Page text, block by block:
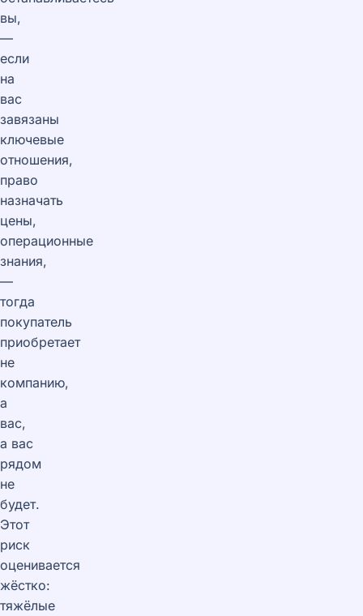
вы,
—
если
на
вас
завязаны
ключевые
отношения,
право
назначать
цены,
операционные
знания,
—
тогда
покупатель
приобретает
не
компанию,
а
вас,
а вас
рядом
не
будет.
Этот
риск
оценивается
жёстко:
тяжёлые